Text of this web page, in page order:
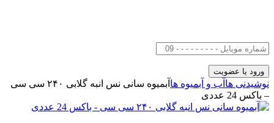
نوشیدنی ها آب و آبمیوه ها
آبمیوه سانی نس انبه گلابی ۲۴۰ سی سی
– باکس 24 عددی